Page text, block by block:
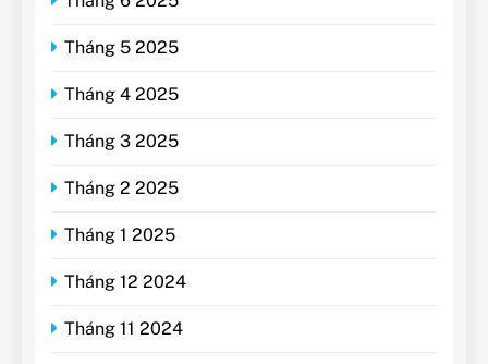
Tháng 5 2025
Tháng 4 2025
Tháng 3 2025
Tháng 2 2025
Tháng 1 2025
Tháng 12 2024
Tháng 11 2024